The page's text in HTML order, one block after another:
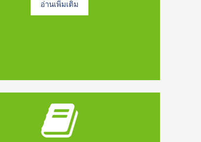
อ่านเพิ่มเติม